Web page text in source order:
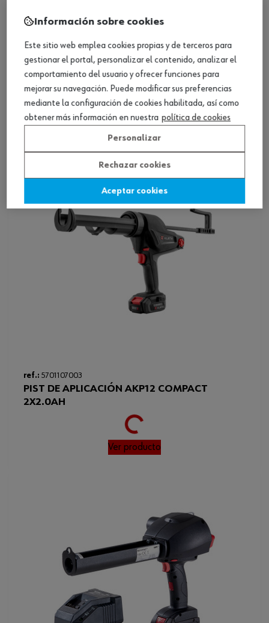
ref.: 5700202600
JGO-TUBO-METALICO-600ML-DE-AKP
Loading...
Ver producto
ref.: 5701107003
PIST DE APLICACIÓN AKP12 COMPACT
2X2.0AH
Loading...
Ver producto
Información sobre cookies
Este sitio web emplea cookies propias y de terceros para
gestionar el portal, personalizar el contenido, analizar el
comportamiento del usuario y ofrecer funciones para
mejorar su navegación. Puede modificar sus preferencias
mediante la configuración de cookies habilitada, así como
obtener más información en nuestra política de cookies
Personalizar
Rechazar cookies
Aceptar cookies